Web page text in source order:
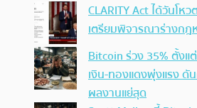
CLARITY Act ได้วันโ
เตรียมพิจารณาร่างก
Bitcoin ร่วง 35% ตั้ง
เงิน-ทองแดงพุ่งแรง ดั
ผลงานแย่สุด